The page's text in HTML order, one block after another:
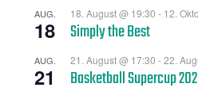
AUG.
18
18. August @ 19:30 - 12.
Simply the Best
AUG.
21
21. August @ 17:30 -22.
Basketball Supercup